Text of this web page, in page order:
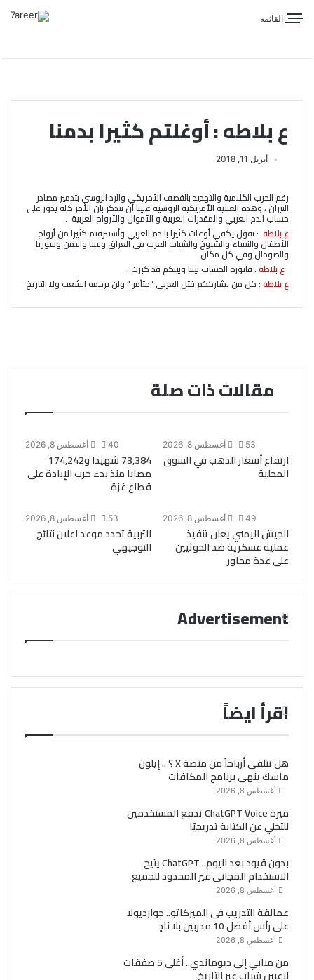
القائمة
ع بلاطه : أوغلتم كثيرا بدمنا
أبريل 11, 2018
رغم الحرب الكلامية والتهديد بالقصف الأمريكي والرد الروسي بتدمير مصادر
النيران ، وهذه العبثية الأمريكية الروسية علينا أن نتذكر بان الأمر كله يدور على
حساب الدم العربي والمقدرات العربية و الأموال والأرواح العربية .
ع بلاطه : نقول يكفي أوغلت كثيرا بالدم العربي وأستنزفتم كثيرا من أرواح
الأطفال والنساء والشيوخ والشباب العرب في العراق وليبيا واليمن وسوريا
والصومال وفي كل مكان
ع بلاطه: فاتورة الحساب بيننا وبينكم قد كبرت .
ع بلاطه: كل من يشارككم قتل العربي “متآمر ” ولن يرحمه الشعب ولا التاريخ
مقالات ذات صلة
أغسطس 8, 2026 40
73,384 شهيدا و174,242
مصابا منذ بدء حرب الإبادة على
قطاع غزة
أغسطس 8, 2026 53
ارتفاع أسعار الذهب في السوق
المحلية
أغسطس 8, 2026 53
التربية تحدد موعد اعلان نتائج
التوجيهي
أغسطس 8, 2026 49
الجيش اليمني يعلن تنفيذ
عملية عسكرية ضد الحوثيين
على عدة محاور
Advertisement
اقرأ ايضاً
هل تتلقى أرباحاً من منصة X ؟ .. إيلون
ماسك ينهى برنامج المكافآت
أغسطس 8, 2026
ميزة ChatGPT Voice تدفع المستخدمين
للتخلي عن الكتابة تدريجيًا
أغسطس 8, 2026
بدون قيود بعد اليوم.. ChatGPT يتيح
الاستخدام المجانى غير المحدود للجميع
أغسطس 8, 2026
عمالقة التدريب فى الميركاتو.. جوارديولا
على رأس أفضل 10 مدربين بلا نادٍ
أغسطس 8, 2026
من مبابي إلى ديوماندي.. أغلى 5 صفقات
لاعبين شباب عبر التاريخ